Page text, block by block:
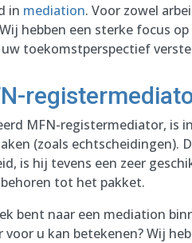
in mediation. Voor zowel
hebben een sterke focus
toekomstperspectief
MFN-registermediator, is
(zoals
is hij tevens een zeer
behoren tot het pakket.
bent naar een mediation
u kan betekenen? Wij